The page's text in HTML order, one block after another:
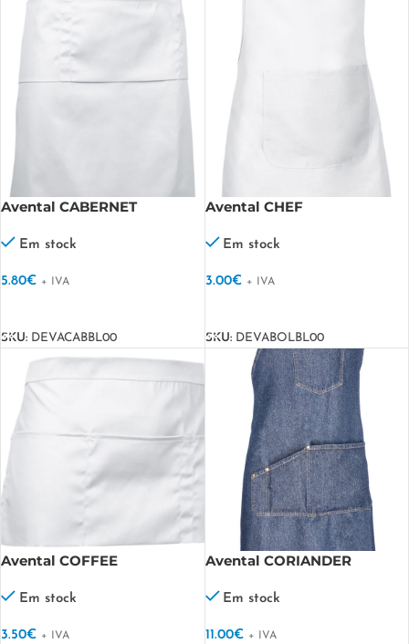
Avental CABERNET
Em stock
5.80€ + IVA
SKU: DEVACABBL00
Avental CHEF
Em stock
3.00€ + IVA
SKU: DEVABOLBL00
Avental COFFEE
Em stock
3.50€ + IVA
Avental CORIANDER
Em stock
11.00€ + IVA